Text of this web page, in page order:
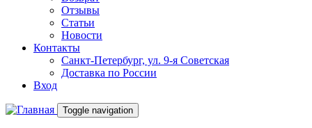
Отзывы
Статьи
Новости
Контакты
Санкт-Петербург, ул. 9-я Советская
Доставка по России
Вход
Toggle navigation